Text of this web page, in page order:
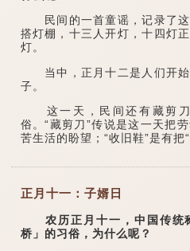
民间的一首童谣，记录了这
搭灯棚，十三人开灯，十四灯
灯。
当中，正月十二是人们开始
子。
这一天，民间还有藏剪刀
俗。“藏剪刀”传说是这一天把
苦生活的盼望；“收旧鞋”是有把“
正月十一：子婿日
农历正月十一，中国传统
桥」的习俗，为什么呢？